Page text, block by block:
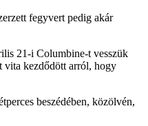
fegyvert pedig akár
21-i Columbine-t vesszük
vita kezdődött arról, hogy
beszédében, közölvén,